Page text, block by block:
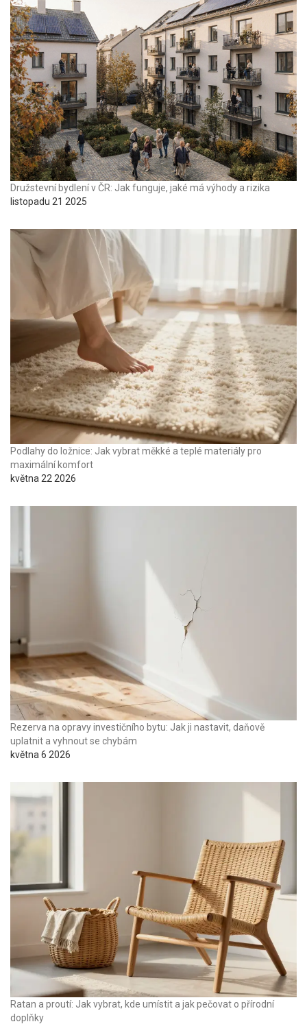
Družstevní bydlení v ČR: Jak funguje, jaké má výhody a rizika
listopadu 21 2025
Podlahy do ložnice: Jak vybrat měkké a teplé materiály pro
maximální komfort
května 22 2026
Rezerva na opravy investičního bytu: Jak ji nastavit, daňově
uplatnit a vyhnout se chybám
května 6 2026
Ratan a proutí: Jak vybrat, kde umístit a jak pečovat o přírodní
doplňky